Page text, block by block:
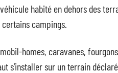
habité en dehors des
campings.
homes, caravanes,
s’installer sur un terrain